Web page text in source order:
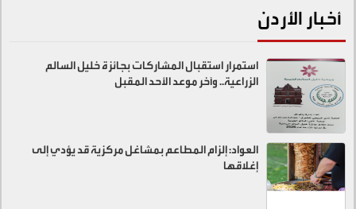
أخبار الأردن
استمرار استقبال المشاركات بجائزة خليل السالم
الزراعية.. وآخر موعد الأحد المقبل
العواد: إلزام المطاعم بمشاغل مركزية قد يؤدي إلى
إغلاقها